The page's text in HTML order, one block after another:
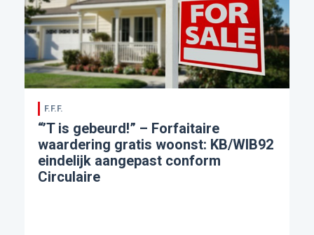
F.F.F.
“’T is gebeurd!” – Forfaitaire
waardering gratis woonst: KB/WIB92
eindelijk aangepast conform
Circulaire